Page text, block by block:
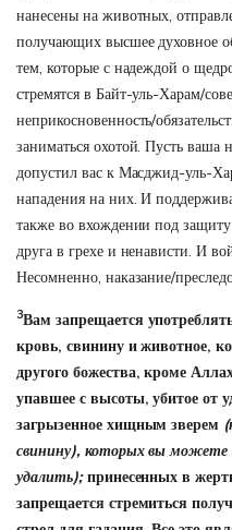
нанесены на животных,
получающих высшее духовное
тем, которые с надеждой о
стремятся в Байт-уль-Харам/
неприкосновенность/
заниматься охотой. Пусть ваша
допустил вас к Масджид-уль-
нападения на них. И
также во вхождении под
друга в грехе и ненависти. И
Несомненно, наказание/
3Вам запрещается
кровь, свинину и животное,
другого божества, кроме
упавшее с высоты, убитое от
загрызенное хищным зверем
свинину), которых вы
удалить);принесенных в
запрещается стремиться